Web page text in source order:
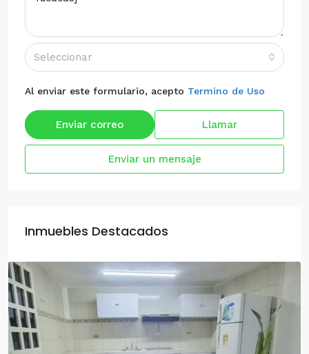
Seleccionar
Al enviar este formulario, acepto Termino de Uso
Enviar correo Llamar
Enviar un mensaje
Inmuebles Destacados